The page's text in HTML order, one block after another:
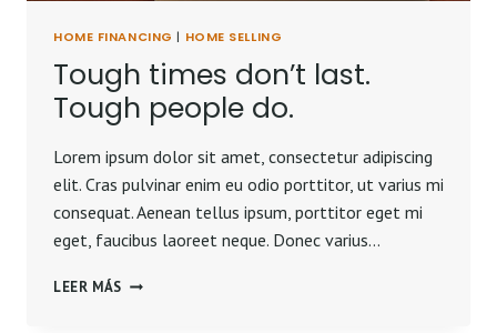
HOME FINANCING | HOME SELLING
Tough times don’t last.
Tough people do.
Lorem ipsum dolor sit amet, consectetur adipiscing
elit. Cras pulvinar enim eu odio porttitor, ut varius mi
consequat. Aenean tellus ipsum, porttitor eget mi
eget, faucibus laoreet neque. Donec varius…
LEER MÁS TOUGH